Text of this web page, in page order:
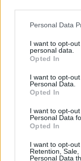
Personal Data
I want to opt-
personal data.
Opted In
I want to opt-
Personal Data.
Opted In
I want to opt-
Personal Data
Opted In
I want to opt-
Retention,
Personal Data
Un raro
Mark
Di